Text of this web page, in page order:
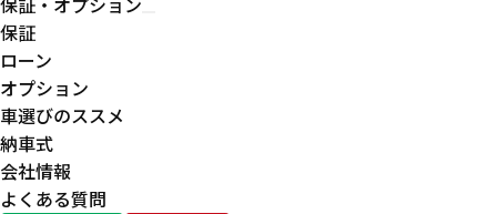
保証
ローン
オプション
車選びのススメ
納車式
会社情報
よくある質問